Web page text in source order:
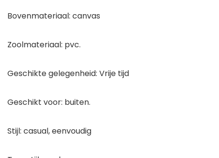
Bovenmateriaal: canvas
Zoolmateriaal: pvc.
Geschikte gelegenheid: Vrije tijd
Geschikt voor: buiten.
Stijl: casual, eenvoudig